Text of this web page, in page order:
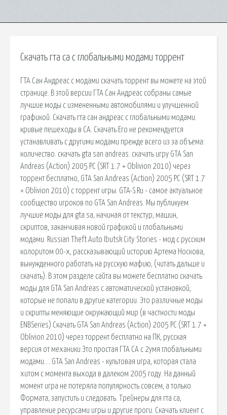
Скачать гта са с глобальными модами торрент
ГТА Сан Андреас с модами скачать торрент вы можете на этой
странице. В этой версии ГТА Сан Андреас собраны самые
лучшие моды с измененными автомобилями и улучшенной
графикой. Скачать гта сан андреас с глобальными модами.
кривые пешеходы в СА. Скачать Его не рекомендуется
устанавливать с другими модами прежде всего из за объема:
количество. скачать gta san andreas. скачать игру GTA San
Andreas (Action) 2005 PC (SRT 1.7 + Oblivion 2010) через
торрент бесплатно, GTA San Andreas (Action) 2005 PC (SRT 1.7
+ Oblivion 2010) с торрент игры. GTA-S.Ru - самое актуальное
сообщество игроков по GTA San Andreas. Мы публикуем
лучшие моды для gta sa, начиная от текстур, машин,
скриптов, заканчивая новой графикой и глобальными
модами. Russian Theft Auto Ibutsk City Stories - мод с русским
колоритом 00-х, рассказывающий историю Артема Носкова,
вынужденного работать на русскую мафию, (читать дальше и
скачать). В этом разделе сайта вы можете бесплатно скачать
моды для GTA San Andreas с автоматической установкой,
которые не попали в другие категории. Это различные моды
и скрипты меняющие окружающий мир (в частности моды
ENBSeries) Скачать GTA San Andreas (Action) 2005 PC (SRT 1.7 +
Oblivion 2010) через торрент бесплатно на ПК, русская
версия от механики Это простая ГТА СА с 2умя глобальными
модами…. GTA San Andreas - культовая игра, которая стала
хитом с момента выхода в далеком 2005 году. На данный
момент игра не потеряла популярность совсем, а только.
Формата, запустить и следовать. Трейнеры для гта са,
управление ресурсами игры и другие проги. Скачать клиент с